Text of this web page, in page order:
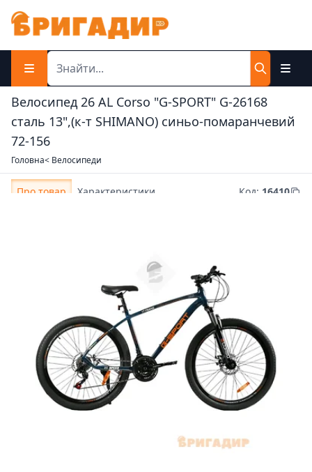
Велосипед 26 AL Corso "G-SPORT" G-26168
сталь 13",(к-т SHIMANO) синьо-помаранчевий
72-156
Головна< Велосипеди
Про товар Характеристики Код: 16410